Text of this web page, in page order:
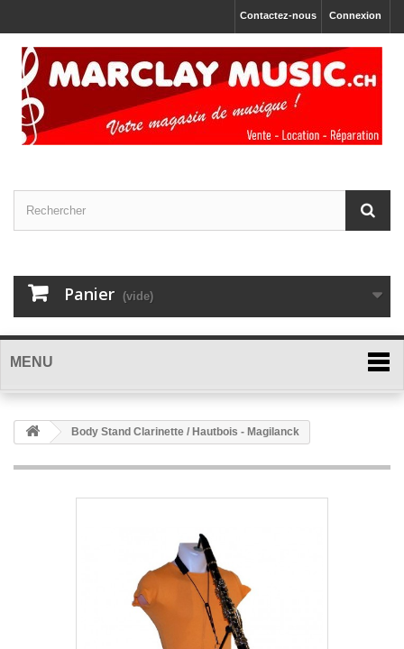
Connexion
Contactez-nous
Panier (vide)
MENU
Body Stand Clarinette / Hautbois - Magilanck